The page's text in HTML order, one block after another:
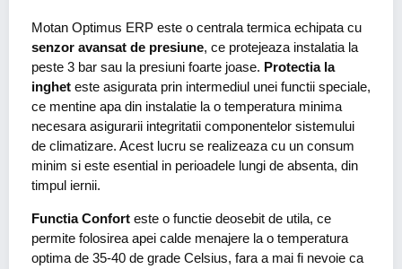
Motan Optimus ERP este o centrala termica echipata cu
senzor avansat de presiune, ce protejeaza instalatia la
peste 3 bar sau la presiuni foarte joase. Protectia la
inghet este asigurata prin intermediul unei functii speciale,
ce mentine apa din instalatie la o temperatura minima
necesara asigurarii integritatii componentelor sistemului
de climatizare. Acest lucru se realizeaza cu un consum
minim si este esential in perioadele lungi de absenta, din
timpul iernii.
Functia Confort este o functie deosebit de utila, ce
permite folosirea apei calde menajere la o temperatura
optima de 35-40 de grade Celsius, fara a mai fi nevoie ca